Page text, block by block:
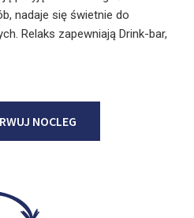
nadaje się świetnie do
Relaks zapewniają Drink-bar,
NOCLEG